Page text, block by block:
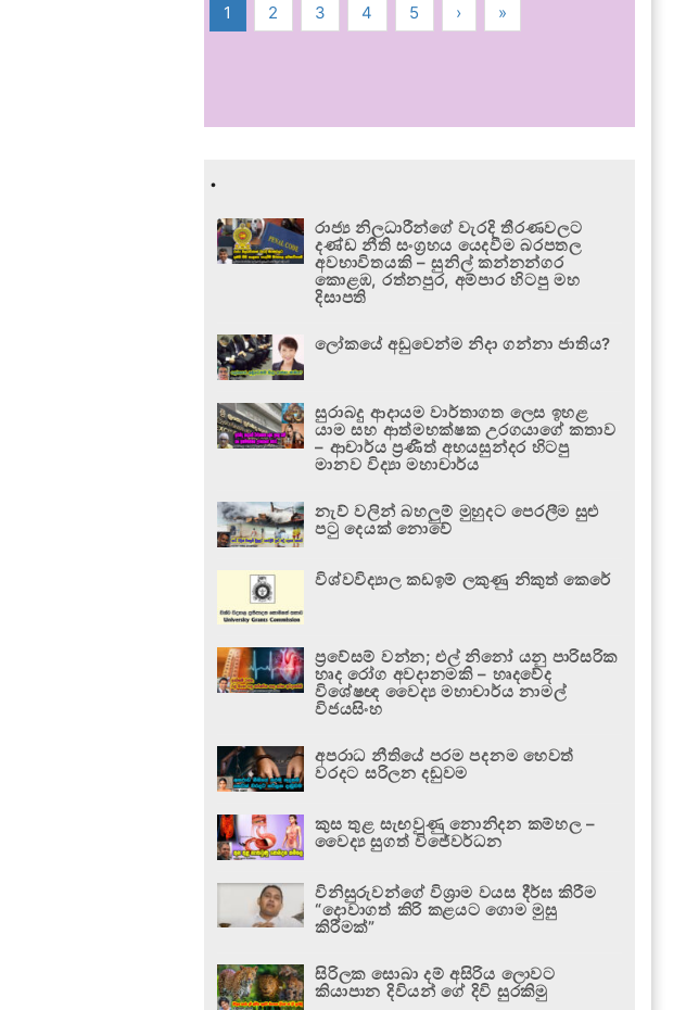
1 2 3 4 5 › »
.
රාජ්‍ය නිලධාරීන්ගේ වැරදි තීරණවලට
දණ්ඩ නීති සංග්‍රහය යෙදවීම බරපතල
අවභාවිතයකි – සුනිල් කන්නන්ගර
කොළඹ, රත්නපුර, අම්පාර හිටපු මහ
දිසාපති
ලෝකයේ අඩුවෙන්ම නිදා ගන්නා ජාතිය?
සුරාබදු ආදායම වාර්තාගත ලෙස ඉහළ
යාම සහ ආත්මභක්ෂක උරගයාගේ කතාව
– ආචාර්ය ප්‍රණීත් අභයසුන්දර හිටපු
මානව විද්‍යා මහාචාර්ය
නැව් වලින් බහලුම් මුහුදට පෙරලීම සුළු
පටු දෙයක් නොවේ
විශ්වවිද්‍යාල කඩඉම් ලකුණු නිකුත් කෙරේ
ප්‍රවේසම් වන්න; එල් නිනෝ යනු පාරිසරික
හෘද රෝග අවදානමකි – හෘදවේද
විශේෂඥ වෛද්‍ය මහාචාර්ය නාමල්
විජයසිංහ
අපරාධ නීතියේ පරම පදනම හෙවත්
වරදට සරිලන දඬුවම
කුස තුළ සැඟවුණු නොනිදන කම්හල –
වෛද්‍ය සුගත් විජේවර්ධන
විනිසුරුවන්ගේ විශ්‍රාම වයස දීර්ඝ කිරීම
“දොවාගත් කිරි කළයට ගොම මුසු
කිරීමක්”
සිරිලක සොබා දම් අසිරිය ලොවට
කියාපාන දිවියන් ගේ දිවි සුරකිමු